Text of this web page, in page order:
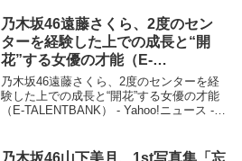
は？ (2021年11月17日) ...
乃木坂46遠藤さくら、2度のセン
ターを経験した上での成長と“開
花”する女優の才能（E-
TALENTBANK） – Yahoo!ニュー
ス – Yahoo!ニュース
乃木坂46遠藤さくら、2度のセンターを経
験した上での成長と“開花”する女優の才能
（E-TALENTBANK） - Yahoo!ニュース -
た上での成長と...